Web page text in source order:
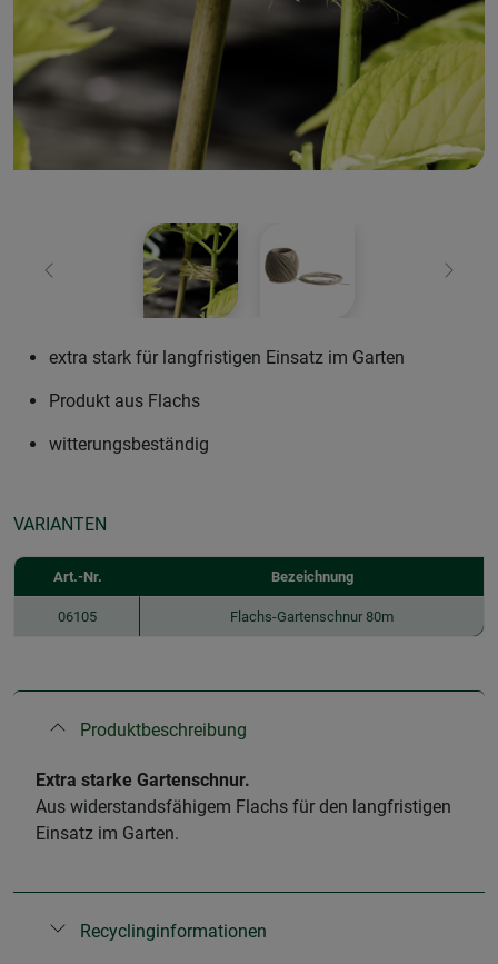
Zurück Weiter
extra stark für langfristigen Einsatz im Garten
Produkt aus Flachs
witterungsbeständig
VARIANTEN
Art.-Nr. Bezeichnung
06105 Flachs-Gartenschnur 80m
Produktbeschreibung
Extra starke Gartenschnur.
Aus widerstandsfähigem Flachs für den langfristigen
Einsatz im Garten.
Recyclinginformationen